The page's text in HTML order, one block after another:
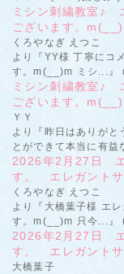
ミシン刺繍教室♪
ございます。
くろやなぎ えつこ
より『YY様 丁寧にコ
す。m(__)m ミシ...
ミシン刺繍教室♪
ございます。
ＹＹ
より『昨日はありがと
とができて本当に有
2026年2月27日 エ
す。 エレガントサ
くろやなぎ えつこ
より『大橋葉子様 エ
す。m(__)m 只今...
2026年2月27日 エ
す。 エレガントサ
大橋葉子